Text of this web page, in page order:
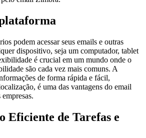
podem acessar seus emails e outras
dispositivo, seja um computador, tablet
é crucial em um mundo onde o
são cada vez mais comuns. A
de forma rápida e fácil,
é uma das vantagens do email
Eficiente de Tarefas e